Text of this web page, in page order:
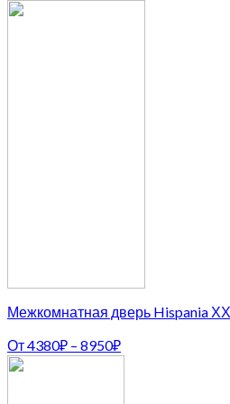
Межкомнатная дверь Hispania
От4380₽ – 8950₽